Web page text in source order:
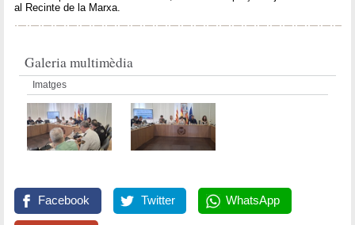
al Recinte de la Marxa.
Galeria multimèdia
Imatges
Facebook Twitter WhatsApp